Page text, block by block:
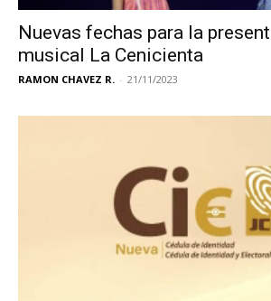
Nuevas fechas para la
musical La Cenicienta
RAMON CHAVEZ R. - 21/11/2023